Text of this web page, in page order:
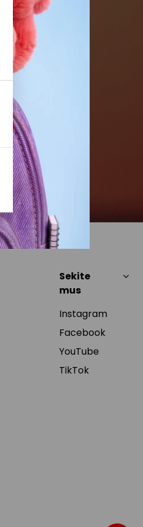
Sekite
mus
Instagram
Facebook
YouTube
TikTok